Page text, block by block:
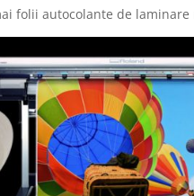
folii autocolante de